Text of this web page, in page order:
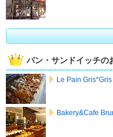
パン・サンドイッチの
Le Pain Gris*Gris
Bakery&Cafe